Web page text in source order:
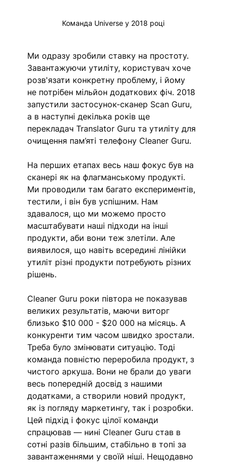
Команда Universe у 2018 році
Ми одразу зробили ставку на простоту.
Завантажуючи утиліту, користувач хоче
розв'язати конкретну проблему, і йому
не потрібен мільйон додаткових фіч. 2018
запустили застосунок-сканер Scan Guru,
а в наступні декілька років ще
перекладач Translator Guru та утиліту для
очищення пам’яті телефону Cleaner Guru.
На перших етапах весь наш фокус був на
сканері як на флагманському продукті.
Ми проводили там багато експериментів,
тестили, і він був успішним. Нам
здавалося, що ми можемо просто
масштабувати наші підходи на інші
продукти, аби вони теж злетіли. Але
виявилося, що навіть всередині лінійки
утиліт різні продукти потребують різних
рішень.
Cleaner Guru роки півтора не показував
великих результатів, маючи виторг
близько $10 000 - $20 000 на місяць. А
конкуренти тим часом швидко зростали.
Треба було змінювати ситуацію. Тоді
команда повністю переробила продукт, з
чистого аркуша. Вони не брали до уваги
весь попередній досвід з нашими
додатками, а створили новий продукт,
як із погляду маркетингу, так і розробки.
Цей підхід і фокус цілої команди
спрацював — нині Cleaner Guru став в
сотні разів більшим, стабільно в топі за
завантаженнями у своїй ніші. Нещодавно